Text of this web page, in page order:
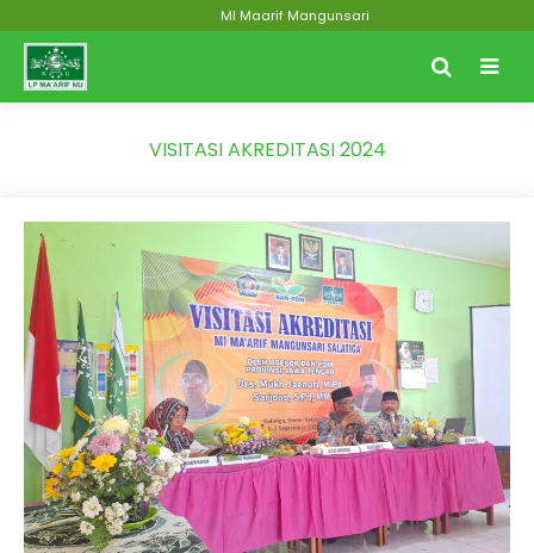
MI Maarif Mangunsari
VISITASI AKREDITASI 2024